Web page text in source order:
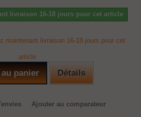
livraison 16-18 jours pour cet article
maintenant livraison 16-18 jours pour cet
article
panier Détails
Ajouter au comparateur